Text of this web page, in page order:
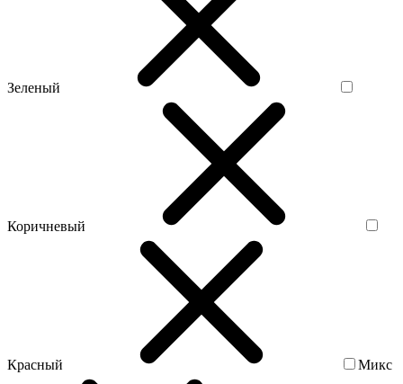
Зеленый
Коричневый
Красный Микс